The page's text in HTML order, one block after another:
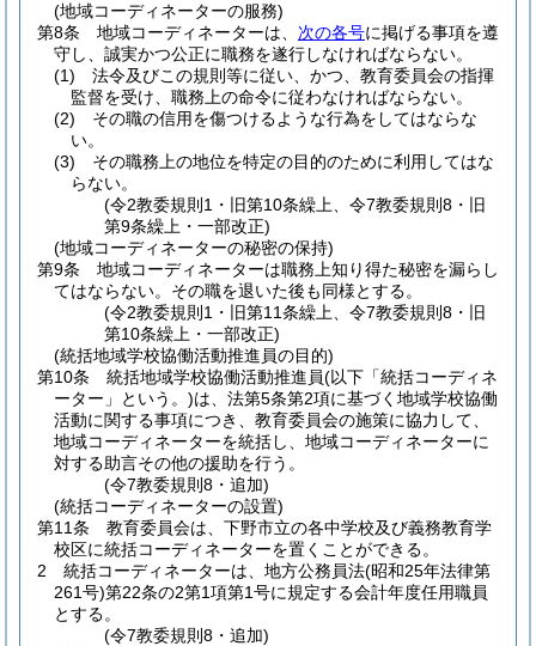
(地域コーディネーターの服務)
第8条
地域コーディネーターは、 次の各号に掲げる事項を遵
守し、誠実かつ公正に職務を遂行しなければならない。
(1)
法令及びこの規則等に従い、かつ、教育委員会の指揮
監督を受け、職務上の命令に従わなければならない。
(2)
その職の信用を傷つけるような行為をしてはならな
い。
(3)
その職務上の地位を特定の目的のために利用してはな
らない。
(令2教委規則1・旧第10条繰上、令7教委規則8・旧
第9条繰上・一部改正)
(地域コーディネーターの秘密の保持)
第9条
地域コーディネーターは職務上知り得た秘密を漏らし
てはならない。 その職を退いた後も同様とする。
(令2教委規則1・旧第11条繰上、令7教委規則8・旧
第10条繰上・一部改正)
(統括地域学校協働活動推進員の目的)
第10条
統括地域学校協働活動推進員(以下「統括コーディネ
ーター」という。)は、法第5条第2項に基づく地域学校協働
活動に関する事項につき、教育委員会の施策に協力して、
地域コーディネーターを統括し、地域コーディネーターに
対する助言その他の援助を行う。
(令7教委規則8・追加)
(統括コーディネーターの設置)
第11条
教育委員会は、下野市立の各中学校及び義務教育学
校区に統括コーディネーターを置くことができる。
2
統括コーディネーターは、地方公務員法(昭和25年法律第
261号)第22条の2第1項第1号に規定する会計年度任用職員
とする。
(令7教委規則8・追加)